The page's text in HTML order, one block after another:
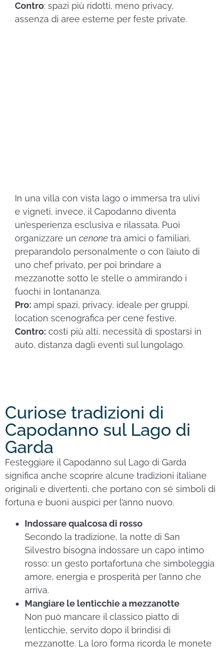
Contro: spazi più ridotti, meno privacy,
assenza di aree esterne per feste private.
In una villa con vista lago o immersa tra ulivi
e vigneti, invece, il Capodanno diventa
un’esperienza esclusiva e rilassata. Puoi
organizzare un cenone tra amici o familiari,
preparandolo personalmente o con l’aiuto di
uno chef privato, per poi brindare a
mezzanotte sotto le stelle o ammirando i
fuochi in lontananza.
Pro: ampi spazi, privacy, ideale per gruppi,
location scenografica per cene festive.
Contro: costi più alti, necessità di spostarsi in
auto, distanza dagli eventi sul lungolago.
Curiose tradizioni di
Capodanno sul Lago di
Garda
Festeggiare il Capodanno sul Lago di Garda
significa anche scoprire alcune tradizioni italiane
originali e divertenti, che portano con sé simboli di
fortuna e buoni auspici per l’anno nuovo.
Indossare qualcosa di rosso
Secondo la tradizione, la notte di San
Silvestro bisogna indossare un capo intimo
rosso: un gesto portafortuna che simboleggia
amore, energia e prosperità per l’anno che
arriva.
Mangiare le lenticchie a mezzanotte
Non può mancare il classico piatto di
lenticchie, servito dopo il brindisi di
mezzanotte. La loro forma ricorda le monete